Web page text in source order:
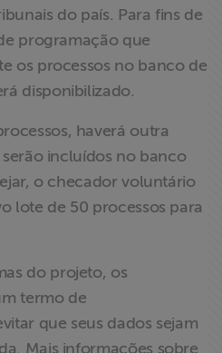
do país. Para fins de
programação que
os processos no banco de
disponibilizado.
haverá outra
serão incluídos no banco
o checador voluntário
lote de 50 processos para
do projeto, os
termo de
que seus dados sejam
Mais informações sobre